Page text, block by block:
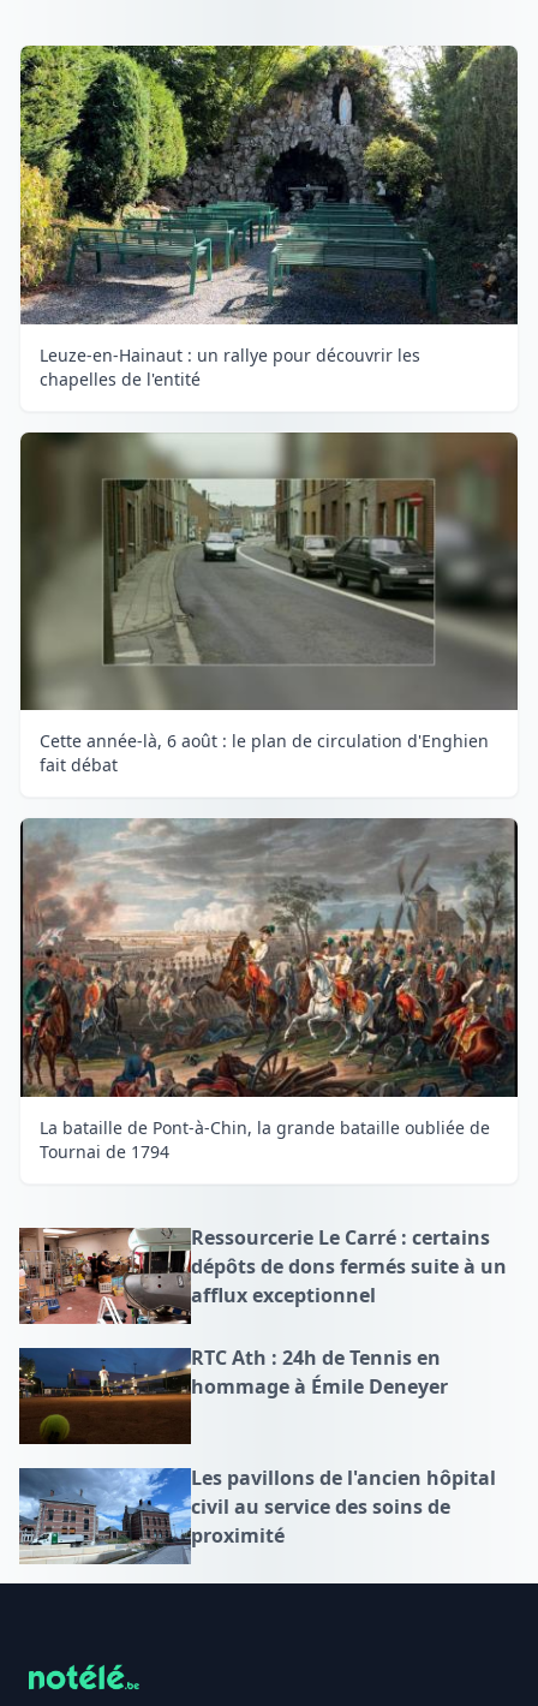
Leuze-en-Hainaut : un rallye pour découvrir les
chapelles de l'entité
Cette année-là, 6 août : le plan de circulation d'Enghien
fait débat
La bataille de Pont-à-Chin, la grande bataille oubliée de
Tournai de 1794
Ressourcerie Le Carré : certains
dépôts de dons fermés suite à un
afflux exceptionnel
RTC Ath : 24h de Tennis en
hommage à Émile Deneyer
Les pavillons de l'ancien hôpital
civil au service des soins de
proximité